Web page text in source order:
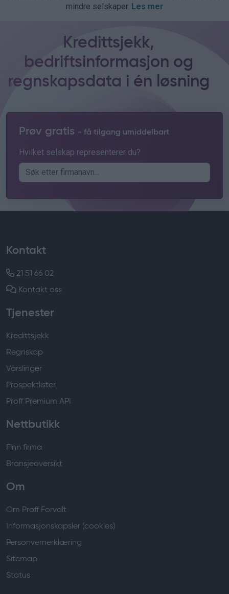
mindre selskaper. Les mer
Kredittsjekk,
bedriftsinformasjon og
regnskapsdata i én løsning
Prøv gratis - få tilgang umiddelbart
Hvilket selskap representerer du?
Kontakt
21 51 66 02
Kontakt oss
Tjenester
Kredittsjekk
Regnskap
Varslinger
Prospektlister
Proff Premium API
Nettbutikk
Finn firma
Bransjeoversikt
Om
Om Proff Forvalt
Informasjonskapsler (cookies)
Personvernerklæring
Sitemap
Status